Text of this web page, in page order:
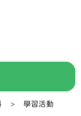
> 學習活動